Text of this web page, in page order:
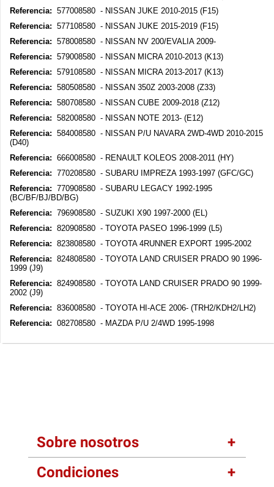
Referencia: 577008580 - NISSAN JUKE 2010-2015 (F15)
Referencia: 577108580 - NISSAN JUKE 2015-2019 (F15)
Referencia: 578008580 - NISSAN NV 200/EVALIA 2009-
Referencia: 579008580 - NISSAN MICRA 2010-2013 (K13)
Referencia: 579108580 - NISSAN MICRA 2013-2017 (K13)
Referencia: 580508580 - NISSAN 350Z 2003-2008 (Z33)
Referencia: 580708580 - NISSAN CUBE 2009-2018 (Z12)
Referencia: 582008580 - NISSAN NOTE 2013- (E12)
Referencia: 584008580 - NISSAN P/U NAVARA 2WD-4WD 2010-2015
(D40)
Referencia: 666008580 - RENAULT KOLEOS 2008-2011 (HY)
Referencia: 770208580 - SUBARU IMPREZA 1993-1997 (GFC/GC)
Referencia: 770908580 - SUBARU LEGACY 1992-1995
(BC/BF/BJ/BD/BG)
Referencia: 796908580 - SUZUKI X90 1997-2000 (EL)
Referencia: 820908580 - TOYOTA PASEO 1996-1999 (L5)
Referencia: 823808580 - TOYOTA 4RUNNER EXPORT 1995-2002
Referencia: 824808580 - TOYOTA LAND CRUISER PRADO 90 1996-
1999 (J9)
Referencia: 824908580 - TOYOTA LAND CRUISER PRADO 90 1999-
2002 (J9)
Referencia: 836008580 - TOYOTA HI-ACE 2006- (TRH2/KDH2/LH2)
Referencia: 082708580 - MAZDA P/U 2/4WD 1995-1998
Sobre nosotros
Condiciones